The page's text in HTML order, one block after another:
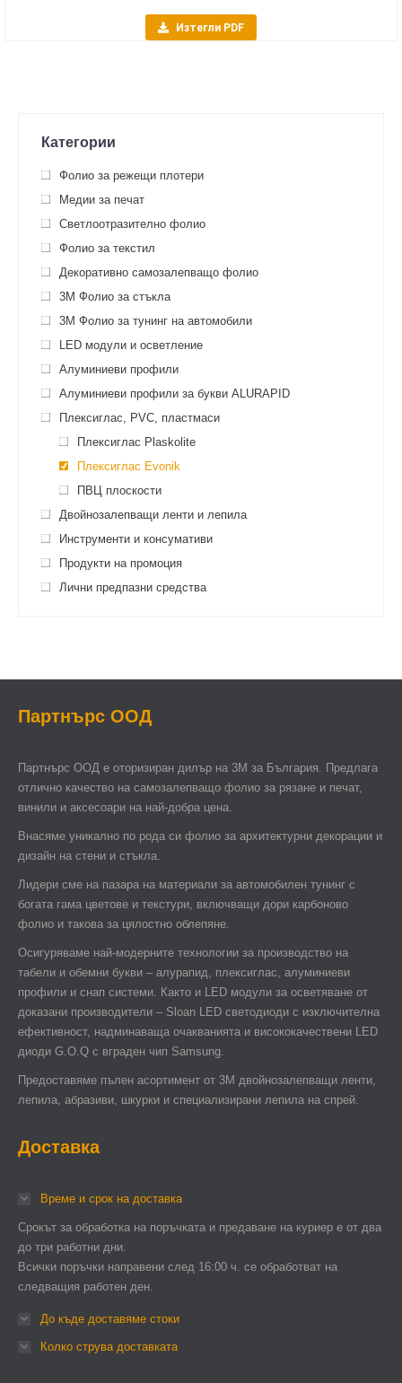
Изтегли PDF
Категории
Фолио за режещи плотери
Медии за печат
Светлоотразително фолио
Фолио за текстил
Декоративно самозалепващо фолио
3M Фолио за стъкла
3M Фолио за тунинг на автомобили
LED модули и осветление
Алуминиеви профили
Алуминиеви профили за букви ALURAPID
Плексиглас, PVC, пластмаси
Плексиглас Plaskolite
Плексиглас Evonik
ПВЦ плоскости
Двойнозалепващи ленти и лепила
Инструменти и консумативи
Продукти на промоция
Лични предпазни средства
Партнърс ООД
Партнърс ООД e оторизиран дилър на 3М за България. Предлага
отлично качество на самозалепващо фолио за рязане и печат,
винили и аксесоари на най-добра цена.
Внасяме уникално по рода си фолио за архитектурни декорации и
дизайн на стени и стъкла.
Лидери сме на пазара на материали за автомобилен тунинг с
богата гама цветове и текстури, включващи дори карбоново
фолио и такова за цялостно облепяне.
Осигуряваме най-модерните технологии за производство на
табели и обемни букви – алурапид, плексиглас, алуминиеви
профили и снап системи. Както и LED модули за осветяване от
доказани производители – Sloan LED светодиоди с изключителна
ефективност, надминаваща очакванията и висококачествени LED
диоди G.O.Q с вграден чип Samsung.
Предоставяме пълен асортимент от 3М двойнозалепващи ленти,
лепила, абразиви, шкурки и специализирани лепила на спрей.
Доставка
Време и срок на доставка
Срокът за обработка на поръчката и предаване на куриер е от два
до три работни дни.
Всички поръчки направени след 16:00 ч. се обработват на
следващия работен ден.
До къде доставяме стоки
Колко струва доставката